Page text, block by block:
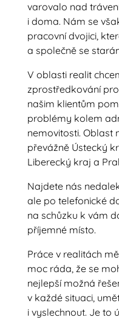
varovalo nad
i doma. Nám se
pracovní dvojici,
a společně se
V oblasti realit
zprostředkování
našim klientům
problémy kolem
nemovitosti. Oblast
převážně Ústecký
Liberecký kraj a
Najdete nás
ale po telefonické
na schůzku k vám
příjemné místo.
Práce v realitách
moc ráda, že se
nejlepší možná
v každé situaci,
i vyslechnout. Je to